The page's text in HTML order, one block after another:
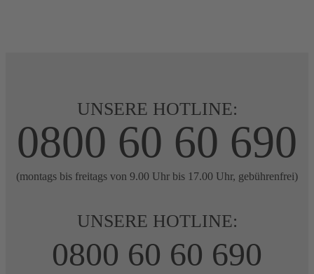
UNSERE HOTLINE:
0800 60 60 690
(montags bis freitags von 9.00 Uhr bis 17.00 Uhr, gebührenfrei)
UNSERE HOTLINE:
0800 60 60 690